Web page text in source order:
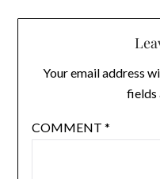
Your email address
fields
COMMENT *